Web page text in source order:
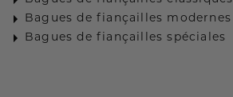
Bagues de fiançailles modernes
Bagues de fiançailles spéciales